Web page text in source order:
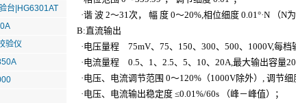
台|HG6301AT
验仪
·谐 波 2～31次， 幅 度 0～20%,相位细度 0.01°·N （N
B:直流输出
·电压量程 75mV、75、150、300、500、1000V,每档
·电流量程 0.5、1、2.5、5、10、20A,最大输出容量
·电压、电流调节范围 0～120%（1000V除外）, 调节细
·电压、电流输出稳定度 ≤0.01%/60s （峰－峰值）；